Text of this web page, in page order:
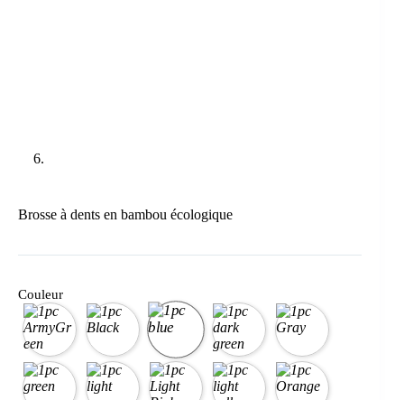
Brosse à dents en bambou écologique
Couleur